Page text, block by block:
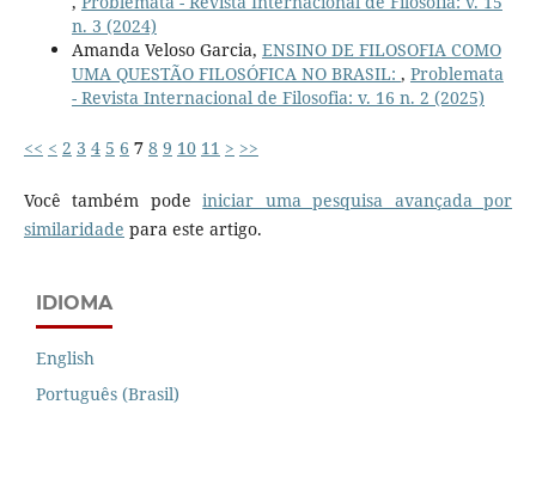
n. 3 (2024)
Amanda Veloso Garcia, ENSINO DE FILOSOFIA COMO
UMA QUESTÃO FILOSÓFICA NO BRASIL: , Problemata
- Revista Internacional de Filosofia: v. 16 n. 2 (2025)
<< < 2 3 4 5 6 7 8 9 10 11 > >>
Você também podeiniciar uma pesquisa avançada por
similaridade para este artigo.
IDIOMA
English
Português (Brasil)